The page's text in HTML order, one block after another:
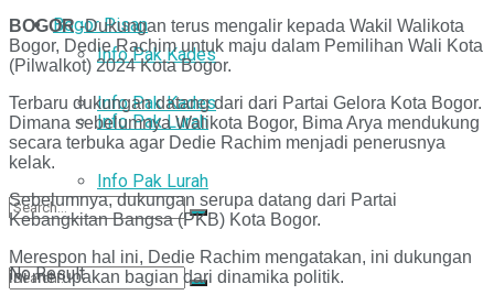
Bogor Pisan
Info Pak Kades
Info Pak Lurah
Info Pak Kades
Info Pak Lurah
No Result
BOGOR-Dukungan terus mengalir kepada Wakil Walikota
Bogor, Dedie Rachim untuk maju dalam Pemilihan Wali Kota
(Pilwalkot) 2024 Kota Bogor.
Terbaru dukungan datang dari dari Partai Gelora Kota Bogor.
Dimana sebelumnya Walikota Bogor, Bima Arya mendukung
secara terbuka agar Dedie Rachim menjadi penerusnya
kelak.
Sebelumnya, dukungan serupa datang dari Partai
Kebangkitan Bangsa (PKB) Kota Bogor.
Merespon hal ini, Dedie Rachim mengatakan, ini dukungan
ini merupakan bagian dari dinamika politik.